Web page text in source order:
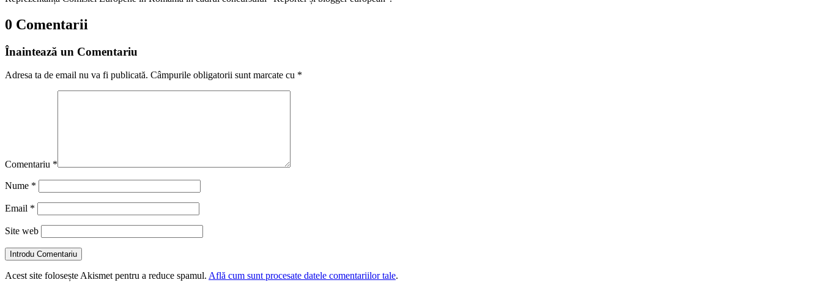
0 Comentarii
Înaintează un Comentariu
Adresa ta de email nu va fi publicată. Câmpurile obligatorii sunt marcate cu *
Comentariu *
Nume *
Email *
Site web
Introdu Comentariu
Acest site folosește Akismet pentru a reduce spamul. Află cum sunt procesate datele comentariilor tale.